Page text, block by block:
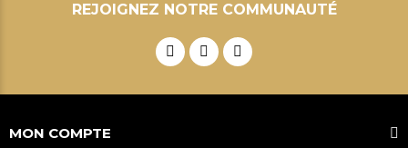
REJOIGNEZ NOTRE COMMUNAUTÉ
MON COMPTE